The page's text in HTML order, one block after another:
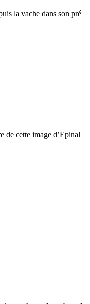
la vache dans son pré
de cette image d’Epinal